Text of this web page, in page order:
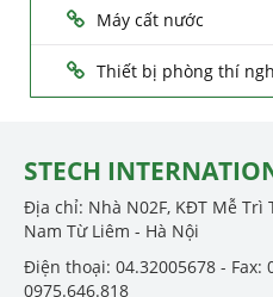
Máy cất nước
Thiết bị phòng thí
STECH
Địa chỉ: Nhà N02F, KĐT Mễ Trì
Nam Từ Liêm - Hà Nội
Điện thoại: 04.32005678 - Fax:
0975.646.818